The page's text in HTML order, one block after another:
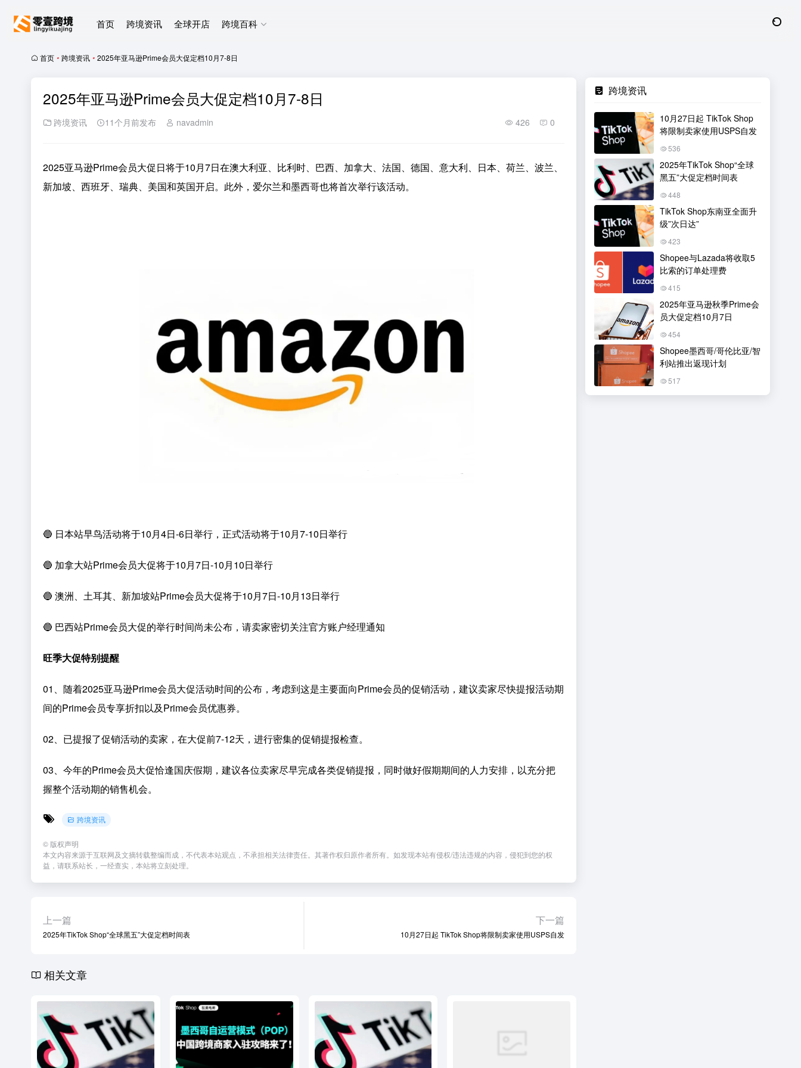
首页 跨境资讯 全球开店 跨境百科
首页 • 跨境资讯 • 2025年亚马逊Prime会员大促定档10月7-8日
2025年亚马逊Prime会员大促定档10月7-8日
跨境资讯 11个月前发布 navadmin 426 0
2025亚马逊Prime会员大促日将于10月7日在澳大利亚、比利时、巴西、加拿大、法国、德国、意大利、日本、荷兰、波兰、
新加坡、西班牙、瑞典、美国和英国开启。此外，爱尔兰和墨西哥也将首次举行该活动。
🔵 日本站早鸟活动将于10月4日-6日举行，正式活动将于10月7-10日举行
🔵 加拿大站Prime会员大促将于10月7日-10月10日举行
🔵 澳洲、土耳其、新加坡站Prime会员大促将于10月7日-10月13日举行
🔵 巴西站Prime会员大促的举行时间尚未公布，请卖家密切关注官方账户经理通知
旺季大促特别提醒
01、随着2025亚马逊Prime会员大促活动时间的公布，考虑到这是主要面向Prime会员的促销活动，建议卖家尽快提报活动期
间的Prime会员专享折扣以及Prime会员优惠券。
02、已提报了促销活动的卖家，在大促前7-12天，进行密集的促销提报检查。
03、今年的Prime会员大促恰逢国庆假期，建议各位卖家尽早完成各类促销提报，同时做好假期期间的人力安排，以充分把
握整个活动期的销售机会。
跨境资讯
© 版权声明
本文内容来源于互联网及文摘转载整编而成，不代表本站观点，不承担相关法律责任。其著作权归原作者所有。如发现本站有侵权/违法违规的内容，侵犯到您的权
益，请联系站长，一经查实，本站将立刻处理。
上一篇
2025年TikTok Shop“全球黑五”大促定档时间表
下一篇
10月27日起 TikTok Shop将限制卖家使用USPS自发
相关文章
跨境资讯
10月27日起 TikTok Shop
将限制卖家使用USPS自发
536
2025年TikTok Shop“全球
黑五”大促定档时间表
448
TikTok Shop东南亚全面升
级”次日达”
423
Shopee与Lazada将收取5
比索的订单处理费
415
2025年亚马逊秋季Prime会
员大促定档10月7日
454
Shopee墨西哥/哥伦比亚/智
利站推出返现计划
517